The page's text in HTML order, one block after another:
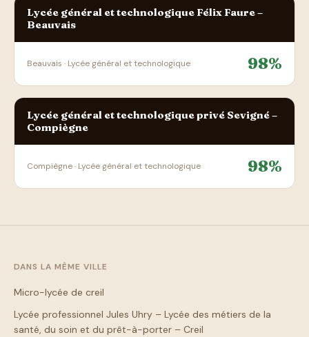
Lycée général et technologique Félix Faure –
Beauvais
Beauvais · Lycée général et technologique 98%
Lycée général et technologique privé Sevigné –
Compiègne
Compiègne · Lycée général et technologique 98%
DANS LA MÊME VILLE
Micro-lycée de creil
Lycée professionnel Jules Uhry – Lycée des métiers de la
santé, du soin et du prêt-à-porter – Creil